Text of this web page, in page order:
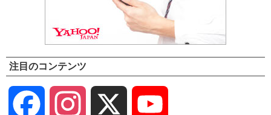
注目のコンテンツ
Facebook Instagram